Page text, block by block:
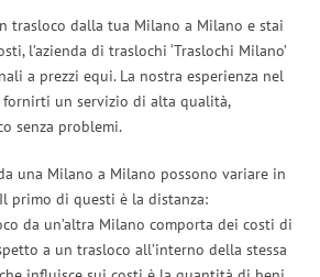
trasloco dalla tua Milano a Milano e stai
l’azienda di traslochi ‘Traslochi Milano’
a prezzi equi. La nostra esperienza nel
un servizio di alta qualità,
senza problemi.
una Milano a Milano possono variare in
primo di questi è la distanza:
da un’altra Milano comporta dei costi di
a un trasloco all’interno della stessa